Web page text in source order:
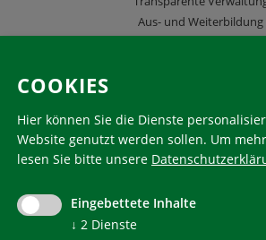
Aus- und Weiterbildung
KlimaHaus ist eine eingetragene Marke.
© 2022 Agentur für Energie Südtirol -
COOKIES
Hier können Sie die Dienste
Website genutzt werden sollen. Um
lesen Sie bitte unsere
Eingebettete Inhalte
↓ 2 Dienste